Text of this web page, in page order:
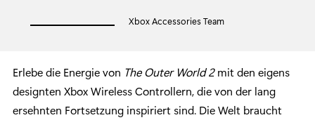
Xbox Accessories Team
Erlebe die Energie von The Outer World 2mit den eigens
designten Xbox Wireless Controllern, die von der lang
ersehnten Fortsetzung inspiriert sind. Die Welt braucht